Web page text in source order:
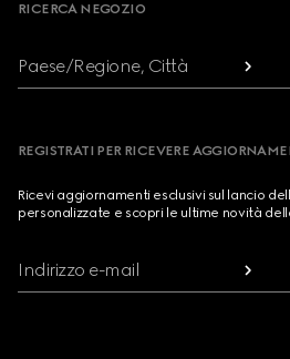
RICERCA NEGOZIO
Paese/Regione, Città
REGISTRATI PER RICEVERE
Ricevi aggiornamenti esclusivi sul lancio
personalizzate e scopri le ultime novità
Indirizzo e-mail